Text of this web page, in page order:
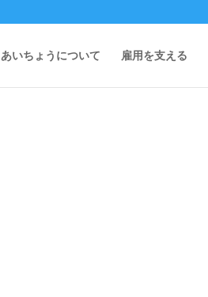
あいちょうについて 雇用を支える